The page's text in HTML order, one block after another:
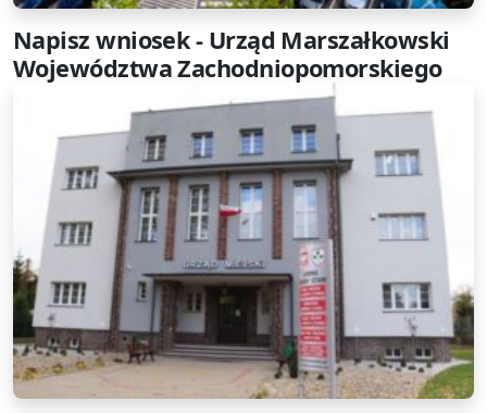
Napisz wniosek - Urząd Marszałkowski
Województwa Zachodniopomorskiego